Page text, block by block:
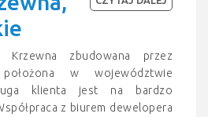
Krzewna zbudowana przez
w województwie
klienta jest na bardzo
z biurem dewelopera